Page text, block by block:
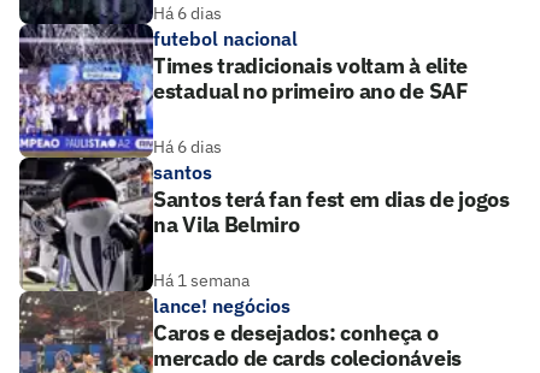
Há 6 dias
futebol nacional
Times tradicionais voltam à elite
estadual no primeiro ano de SAF
Há 6 dias
santos
Santos terá fan fest em dias de jogos
na Vila Belmiro
Há 1 semana
lance! negócios
Caros e desejados: conheça o
mercado de cards colecionáveis